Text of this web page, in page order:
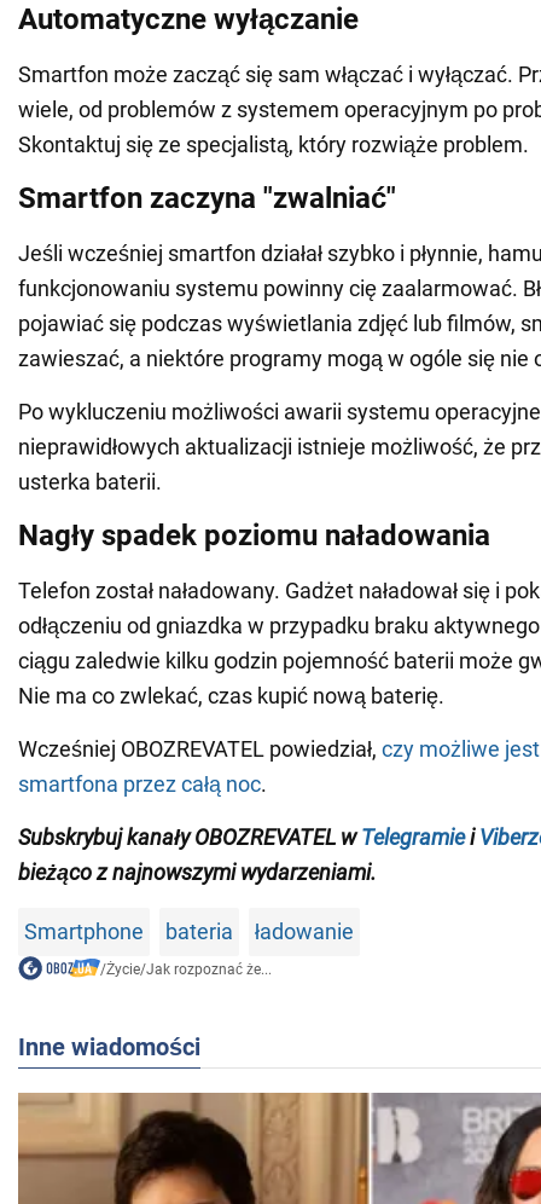
Automatyczne wyłączanie
Smartfon może zacząć się sam włączać i wyłączać.
wiele, od problemów z systemem operacyjnym po
Skontaktuj się ze specjalistą, który rozwiąże problem.
Smartfon zaczyna "zwalniać"
Jeśli wcześniej smartfon działał szybko i płynnie,
funkcjonowaniu systemu powinny cię zaalarmować.
pojawiać się podczas wyświetlania zdjęć lub filmów,
zawieszać, a niektóre programy mogą w ogóle się nie
Po wykluczeniu możliwości awarii systemu
nieprawidłowych aktualizacji istnieje możliwość, że
usterka baterii.
Nagły spadek poziomu naładowania
Telefon został naładowany. Gadżet naładował się i
odłączeniu od gniazdka w przypadku braku
ciągu zaledwie kilku godzin pojemność baterii może
Nie ma co zwlekać, czas kupić nową baterię.
Wcześniej OBOZREVATEL powiedział, czy możliwe
smartfona przez całą noc.
Subskrybuj kanały OBOZREVATEL w Telegramiei
bieżąco znajnowszymi wydarzeniami.
Smartphone bateria ładowanie
/Życie/Jak rozpoznać że...
Inne wiadomości